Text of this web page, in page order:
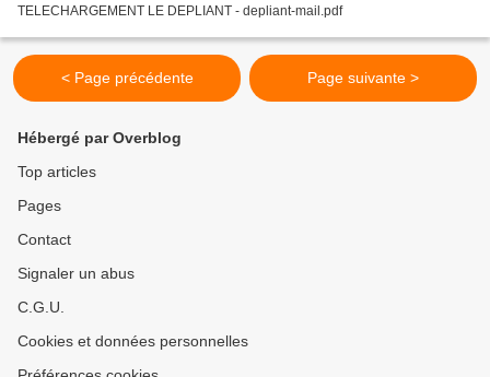
TELECHARGEMENT LE DEPLIANT - depliant-mail.pdf
< Page précédente Page suivante >
Hébergé par Overblog
Top articles
Pages
Contact
Signaler un abus
C.G.U.
Cookies et données personnelles